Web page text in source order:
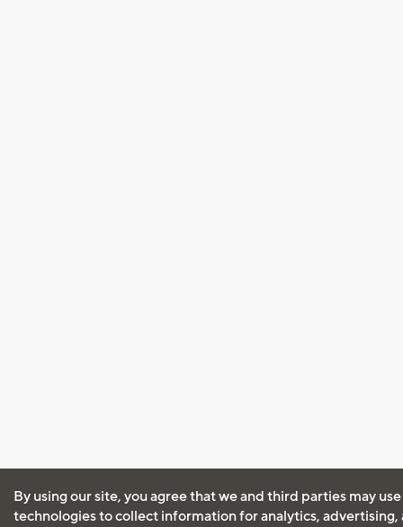
By using our site, you agree that we and third parties may
technologies to collect information for analytics, advertising,